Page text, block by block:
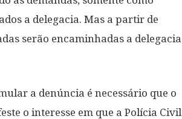
a delegacia. Mas a partir de
serão encaminhadas a delegacia
a denúncia é necessário que o
o interesse em que a Polícia Civil